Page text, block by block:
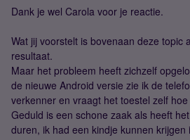
Dank je wel Carola voor je reactie.
Wat jij voorstelt is bovenaan deze topic
resultaat.
Maar het probleem heeft zichzelf
de nieuwe Android versie zie ik de
verkenner en vraagt het toestel zelf
Geduld is een schone zaak als heeft
duren, ik had een kindje kunnen krijgen